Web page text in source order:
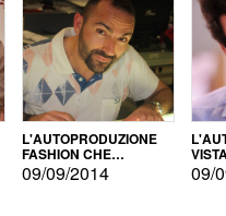
L'AUTOPRODUZIONE
FASHION CHE
CONQUISTA GLI USA
09/09/2014 09/